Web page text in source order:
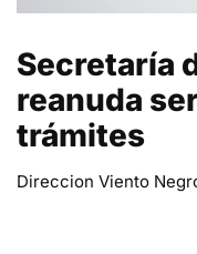
Secretaría
reanuda
trámites
Direccion Viento